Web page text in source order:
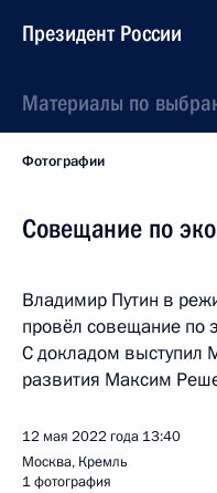
Президент России
Материалы по
Фотографии
Совещание по
Владимир Путин в
провёл совещание по
С докладом выступил
развития Максим
12 мая 2022 года 13:40
Москва, Кремль
1 фотография